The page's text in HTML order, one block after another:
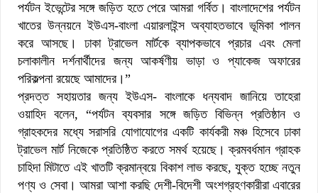
পর্যটন ইভেন্টের সঙ্গে জড়িত হতে পেরে আমরা গর্বিত। বাংলাদেশের পর্যটন
খাতের উন্নয়নে ইউএস-বাংলা এয়ারলাইন্স অব্যাহতভাবে ভূমিকা পালন
করে আসছে। ঢাকা ট্রাভেল মার্টকে ব্যাপকভাবে প্রচার এবং মেলা
চলাকালীন দর্শনার্থীদের জন্য আকর্ষণীয় ভাড়া ও প্যাকেজ অফারের
পরিকল্পনা রয়েছে আমাদের।”
প্রদত্ত সহায়তার জন্য ইউএস- বাংলাকে ধন্যবাদ জানিয়ে তাহেরা
ওয়াহিদ বলেন, “পর্যটন ব্যবসার সঙ্গে জড়িত বিভিন্ন প্রতিষ্ঠান ও
গ্রাহকদের মধ্যে সরাসরি যোগাযোগের একটি কার্যকরী মঞ্চ হিসেবে ঢাকা
ট্রাভেল মার্ট নিজেকে প্রতিষ্ঠিত করতে সমর্থ হয়েছে। ক্রমবর্ধমান গ্রাহক
চাহিদা মিটাতে এই খাতটি ক্রমান্বয়ে বিকাশ লাভ করছে, যুক্ত হচ্ছে নতুন
পণ্য ও সেবা। আমরা আশা করছি দেশী-বিদেশী অংশগ্রহণকারীরা এবারের